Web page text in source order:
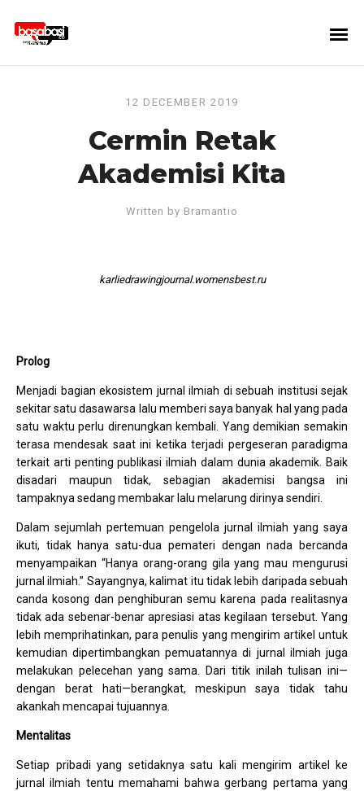
12 DECEMBER 2019
Cermin Retak
Akademisi Kita
Written by Bramantio
karliedrawingjournal.womensbest.ru
Prolog
Menjadi bagian ekosistem jurnal ilmiah di sebuah institusi sejak
sekitar satu dasawarsa lalu memberi saya banyak hal yang pada
satu waktu perlu direnungkan kembali. Yang demikian semakin
terasa mendesak saat ini ketika terjadi pergeseran paradigma
terkait arti penting publikasi ilmiah dalam dunia akademik. Baik
disadari maupun tidak, sebagian akademisi bangsa ini
tampaknya sedang membakar lalu melarung dirinya sendiri.
Dalam sejumlah pertemuan pengelola jurnal ilmiah yang saya
ikuti, tidak hanya satu-dua pemateri dengan nada bercanda
menyampaikan “Hanya orang-orang gila yang mau mengurusi
jurnal ilmiah.” Sayangnya, kalimat itu tidak lebih daripada sebuah
canda kosong dan penghiburan semu karena pada realitasnya
tidak ada sebenar-benar apresiasi atas kegilaan tersebut. Yang
lebih memprihatinkan, para penulis yang mengirim artikel untuk
kemudian dipertimbangkan pemuatannya di jurnal ilmiah juga
melakukan pelecehan yang sama. Dari titik inilah tulisan ini—
dengan berat hati—berangkat, meskipun saya tidak tahu
akankah mencapai tujuannya.
Mentalitas
Setiap pribadi yang setidaknya satu kali mengirim artikel ke
jurnal ilmiah tentu memahami bahwa gerbang pertama yang